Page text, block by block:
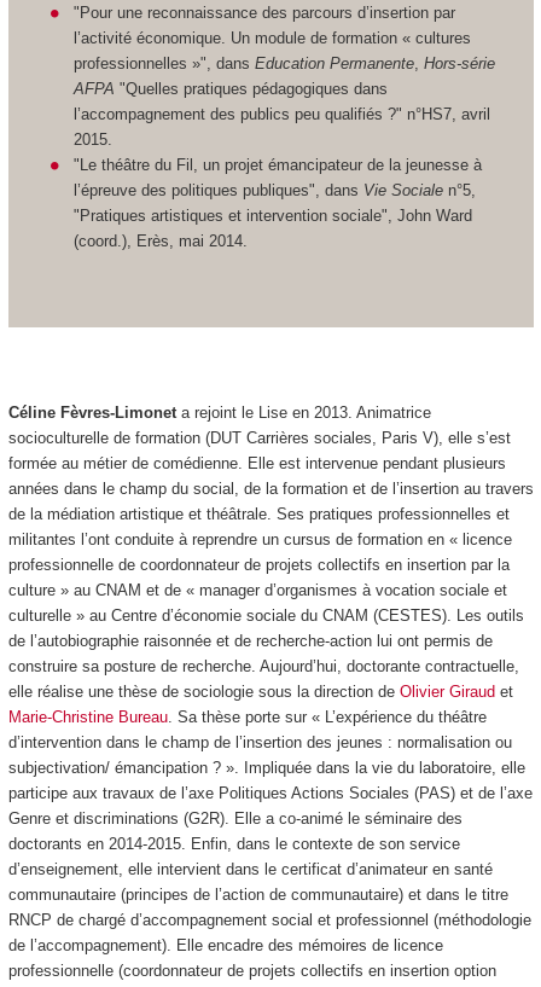
"Pour une reconnaissance des parcours d’insertion par
l’activité économique. Un module de formation « cultures
professionnelles »", dansEducation Permanente ,Hors-série
AFPA "Quelles pratiques pédagogiques dans
l’accompagnement des publics peu qualifiés ?" n°HS7, avril
2015.
"Le théâtre du Fil, un projet émancipateur de la jeunesse à
l’épreuve des politiques publiques", dans Vie Sociale n°5,
"Pratiques artistiques et intervention sociale", John Ward
(coord.), Erès, mai 2014.
Céline Fèvres-Limonet a rejoint le Lise en 2013. Animatrice
socioculturelle de formation (DUT Carrières sociales, Paris V), elle s’est
formée au métier de comédienne. Elle est intervenue pendant plusieurs
années dans le champ du social, de la formation et de l’insertion au travers
de la médiation artistique et théâtrale. Ses pratiques professionnelles et
militantes l’ont conduite à reprendre un cursus de formation en « licence
professionnelle de coordonnateur de projets collectifs en insertion par la
culture » au CNAM et de « manager d’organismes à vocation sociale et
culturelle » au Centre d’économie sociale du CNAM (CESTES). Les outils
de l’autobiographie raisonnée et de recherche-action lui ont permis de
construire sa posture de recherche. Aujourd’hui, doctorante contractuelle,
elle réalise une thèse de sociologie sous la direction de Olivier Giraud et
Marie-Christine Bureau. Sa thèse porte sur « L’expérience du théâtre
d’intervention dans le champ de l’insertion des jeunes : normalisation ou
subjectivation/ émancipation ? ». Impliquée dans la vie du laboratoire, elle
participe aux travaux de l’axe Politiques Actions Sociales (PAS) et de l’axe
Genre et discriminations (G2R). Elle a co-animé le séminaire des
doctorants en 2014-2015. Enfin, dans le contexte de son service
d’enseignement, elle intervient dans le certificat d’animateur en santé
communautaire (principes de l’action de communautaire) et dans le titre
RNCP de chargé d’accompagnement social et professionnel (méthodologie
de l’accompagnement). Elle encadre des mémoires de licence
professionnelle (coordonnateur de projets collectifs en insertion option